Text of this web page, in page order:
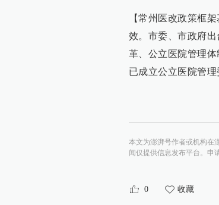
【常州医改政策框
效。市委、市政府
革、公立医院管理
已成立公立医院管
本文为澎湃号作者或机构在
闻仅提供信息发布平台。申请
0 收藏